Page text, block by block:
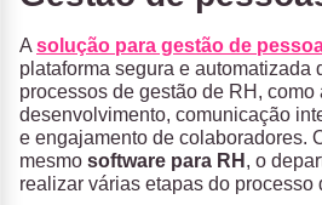
A solução para gestão de
plataforma segura e automatizada
processos de gestão de RH,
desenvolvimento, comunicação
e engajamento de colaboradores.
mesmo software para RH , o
realizar várias etapas do processo